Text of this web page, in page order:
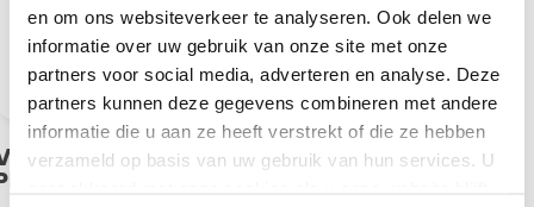
en om ons websiteverkeer te analyseren. Ook delen we
informatie over uw gebruik van onze site met onze
partners voor social media, adverteren en analyse. Deze
partners kunnen deze gegevens combineren met andere
informatie die u aan ze heeft verstrekt of die ze hebben
verzameld op basis van uw gebruik van hun services. U
dé perfecte accommodatie in Si
Don.